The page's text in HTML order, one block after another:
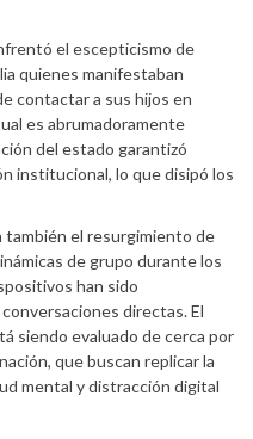
el escepticismo de
quienes manifestaban
contactar a sus hijos en
es abrumadoramente
del estado garantizó
institucional, lo que disipó los
también el resurgimiento de
de grupo durante los
han sido
directas. El
siendo evaluado de cerca por
que buscan replicar la
mental y distracción digital